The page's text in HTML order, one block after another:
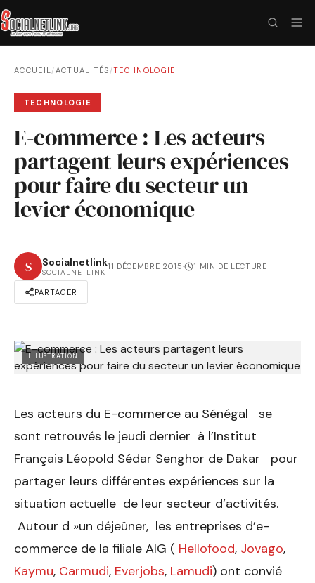
ACCUEIL/ACTUALITÉS /TECHNOLOGIE
TECHNOLOGIE
E-commerce : Les acteurs
partagent leurs expériences
pour faire du secteur un
levier économique
S Socialnetlink
SOCIALNETLINK
11 DÉCEMBRE 2015· 1 MIN DE LECTURE
PARTAGER
ILLUSTRATION
Les acteurs du E-commerce au Sénégal se
sont retrouvés le jeudi dernier à l’Institut
Français Léopold Sédar Senghor de Dakar pour
partager leurs différentes expériences sur la
situation actuelle de leur secteur d’activités.
Autour d »un déjeûner, les entreprises d’e-
commerce de la filiale AIG ( Hellofood, Jovago,
Kaymu, Carmudi, Everjobs, Lamudi) ont convié